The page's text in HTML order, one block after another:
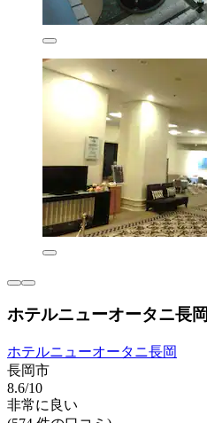
ホテルニューオータニ長岡
ホテルニューオータニ長岡
長岡市
8.6/10
非常に良い